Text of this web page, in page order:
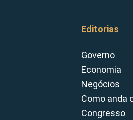
Editorias
Governo
Economia
Negócios
Como anda
Congresso